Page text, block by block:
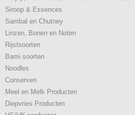
Siroop & Essences
Sambal en Chutney
Linzen, Bonen en Noten
Rijstsoorten
Bami soorten
Noodles
Conserven
Meel en Melk Producten
Diepvries Producten